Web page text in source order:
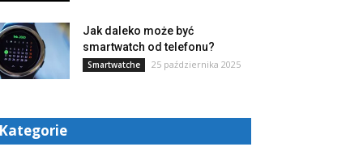
Jak daleko może być
smartwatch od telefonu?
Smartwatche 25 października 2025
Kategorie